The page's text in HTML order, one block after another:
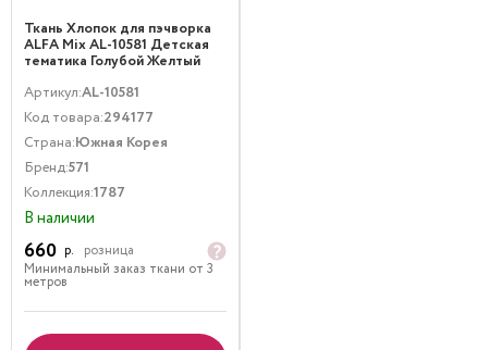
Ткань Хлопок для пэчворка
ALFA Mix AL-10581 Детская
тематика Голубой Желтый
Артикул:AL-10581
Код товара:294177
Страна:Южная Корея
Бренд:571
Коллекция:1787
В наличии
660 р.
розница
Минимальный заказ ткани от 3
метров